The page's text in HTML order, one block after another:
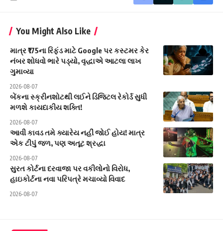
You Might Also Like
માત્ર ₹175ના રિફંડ માટે Google પર કસ્ટમર કેર
નંબર શોધવો ભારે પડ્યો, વૃદ્ધાએ આટલા લાખ
ગુમાવ્યા
2026-08-07
બેંકના સ્ક્રીનશોટથી લઈને ડિજિટલ રેકોર્ડ સુધી
મળશે કાયદાકીય શક્તિ!
2026-08-07
આવી કાવડ તમે ક્યારેય નહીં જોઈ હોય! માત્ર
એક ટીપું જળ, પણ અતૂટ શ્રદ્ધા
2026-08-07
સુરત કોર્ટના દરવાજા પર વકીલોનો વિરોધ,
હાઇકોર્ટના નવા પરિપત્રે મચાવ્યો વિવાદ
2026-08-07